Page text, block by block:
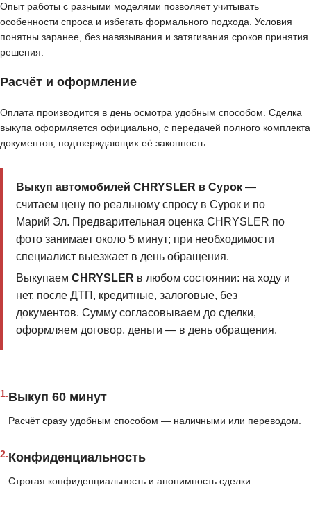
Опыт работы с разными моделями позволяет учитывать
особенности спроса и избегать формального подхода. Условия
понятны заранее, без навязывания и затягивания сроков принятия
решения.
Расчёт и оформление
Оплата производится в день осмотра удобным способом. Сделка
выкупа оформляется официально, с передачей полного комплекта
документов, подтверждающих её законность.
Выкуп автомобилей CHRYSLER в Сурок—
считаем цену по реальному спросу в Сурок и по
Марий Эл. Предварительная оценка CHRYSLER по
фото занимает около 5 минут; при необходимости
специалист выезжает в день обращения.
Выкупаем CHRYSLER в любом состоянии: на ходу и
нет, после ДТП, кредитные, залоговые, без
документов. Сумму согласовываем до сделки,
оформляем договор, деньги — в день обращения.
1.Выкуп 60 минут
Расчёт сразу удобным способом — наличными или переводом.
2.Конфиденциальность
Строгая конфиденциальность и анонимность сделки.